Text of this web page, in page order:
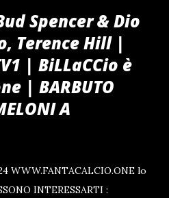
Spencer & Dio
Terence Hill |
| BiLLaCCio è
| BARBUTO
A
WWW.FANTACALCIO.ONE lo
INTERESSARTI :